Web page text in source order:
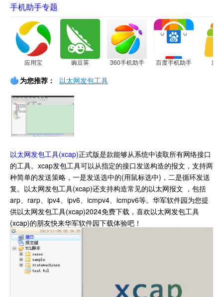
手机助手专题
应用宝 豌豆荚 360手机助手 百度手机助手 应
为您推荐： 以太网发包工具
以太网发包工具(xcap)正式版是款能够从系统中读取所有网络接口
的工具。xcap发包工具可以从指定的接口发送构造的报文，支持两
种简单的发送策略，一是发送选中的(用鼠标选中)，二是循环发送
复。以太网发包工具(xcap)还支持构造常见的以太网报文 ，包括
arp、rarp、ipv4、ipv6、icmpv4、icmpv6等。华军软件园为您提
供以太网发包工具(xcap)2024免费下载，喜欢以太网发包工具
(xcap)的朋友快来华军软件园下载体验吧！